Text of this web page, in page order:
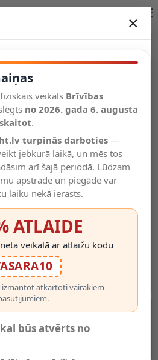
Valodas
×
veikals Brīvības
no 2026. gada 6. augusta
.
turpinās darboties—
jebkurā laikā, un mēs tos
arī šajā periodā. Lūdzam
apstrāde un piegāde var
laiku nekā ierasts.
ATLAIDE
veikalā ar atlaižu kodu
izmantot atkārtoti vairākiem
būs atvērts no